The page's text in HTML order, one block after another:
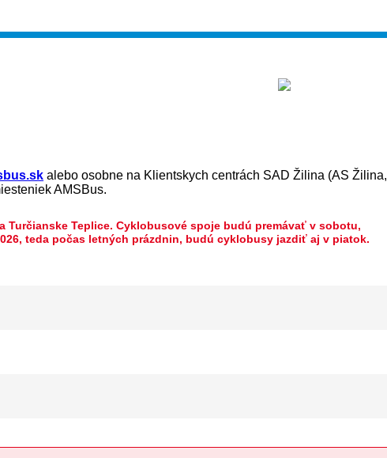
alebo osobne na Klientskych centrách SAD Žilina (AS Žilina,
AMSBus.
Turčianske Teplice. Cyklobusové spoje budú premávať v sobotu,
teda počas letných prázdnin, budú cyklobusy jazdiť aj v piatok.